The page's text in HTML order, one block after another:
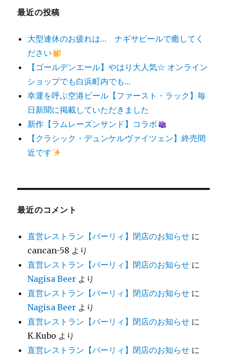
最近の投稿
大型連休のお疲れは… ナギサビールで癒してく
ださい
【ゴールデンエール】やはり大人気☆ オンライン
ショップでも白浜町内でも…
幸運を呼ぶ空港ビール【ファースト・ラック】毎
日新聞に掲載していただきました
新作【ラムレーズンサンド】コラボ
【クラシック・デュンケルヴァイツェン】終売間
近です
最近のコメント
直営レストラン【バーリィ】閉店のお知らせ に
cancan-58 より
直営レストラン【バーリィ】閉店のお知らせ に
Nagisa Beer より
直営レストラン【バーリィ】閉店のお知らせ に
Nagisa Beer より
直営レストラン【バーリィ】閉店のお知らせ に
K.Kubo より
直営レストラン【バーリィ】閉店のお知らせ に